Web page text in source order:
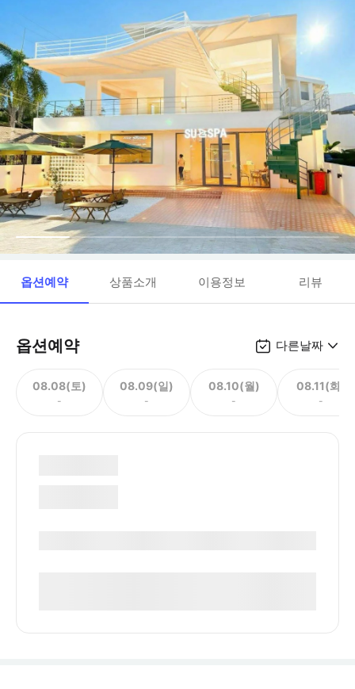
옵션예약 상품소개 이용정보 리뷰
옵션예약 다른날짜
08.08(토)
-
08.09(일)
-
08.10(월)
-
08.11(화)
-